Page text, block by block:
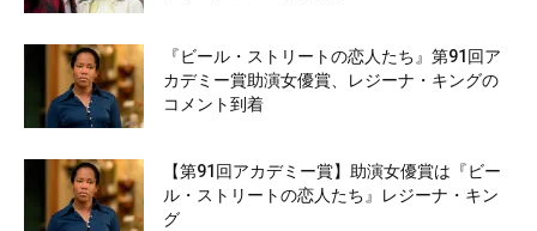
『ビール・ストリートの恋人たち』第91回ア
カデミー賞助演女優賞、レジーナ・キングの
コメント到着
【第91回アカデミー賞】助演女優賞は『ビー
ル・ストリートの恋人たち』レジーナ・キン
グ